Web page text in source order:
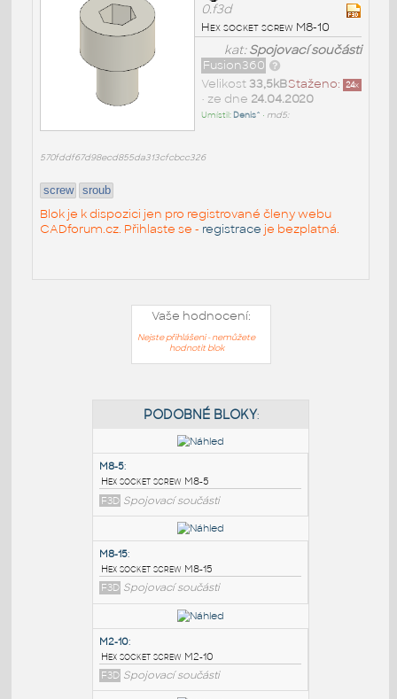
0.f3d
Hex socket screw M8-10
kat:Spojovací součásti
Fusion360
Staženo: 24x
Velikost33,5kB
• ze dne 24.04.2020
Umístil: Denis^ • md5:
570fddf67d98ecd855da313cfcbcc326
screw sroub
Blok je k dispozici jen pro registrované členy webu
CADforum.cz. Přihlaste se - registrace je bezplatná.
Vaše hodnocení:
Nejste přihlášeni - nemůžete
hodnotit blok
Hex socket screw M8-5
F3D Spojovací součásti